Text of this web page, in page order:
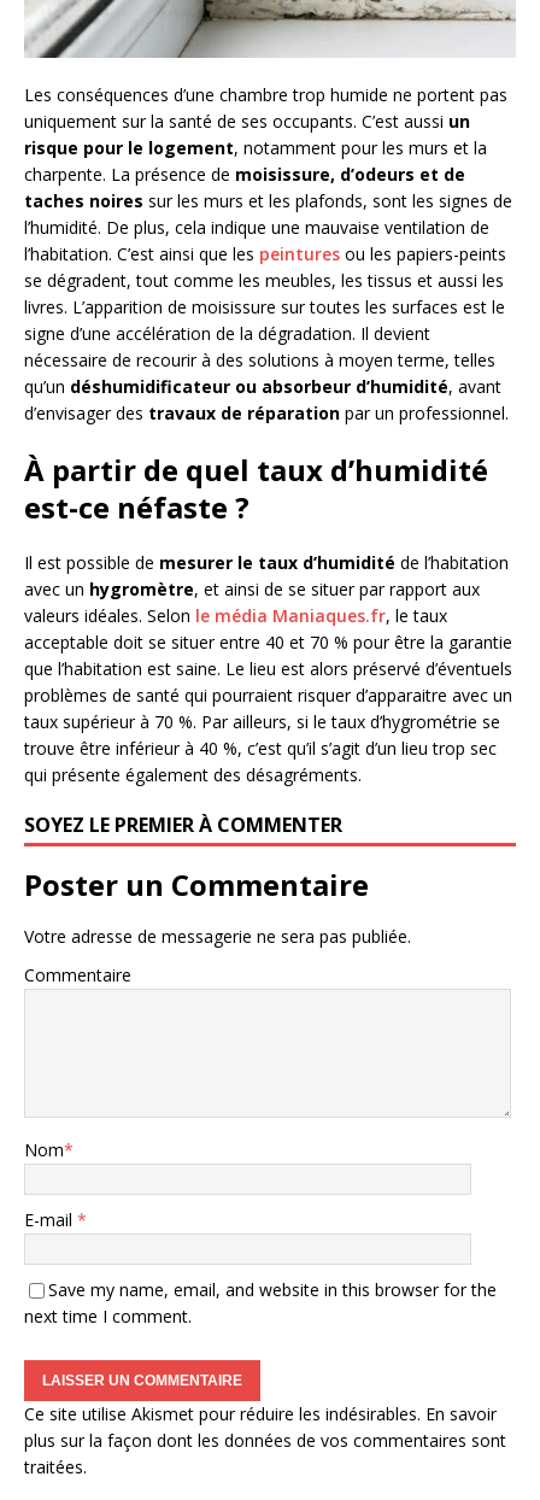
Les conséquences d’une chambre trop humide ne portent pas
uniquement sur la santé de ses occupants. C’est aussi un
risque pour le logement, notamment pour les murs et la
charpente. La présence de moisissure, d’odeurs et de
taches noires sur les murs et les plafonds, sont les signes de
l’humidité. De plus, cela indique une mauvaise ventilation de
l’habitation. C’est ainsi que les peintures ou les papiers-peints
se dégradent, tout comme les meubles, les tissus et aussi les
livres. L’apparition de moisissure sur toutes les surfaces est le
signe d’une accélération de la dégradation. Il devient
nécessaire de recourir à des solutions à moyen terme, telles
qu’un déshumidificateur ou absorbeur d’humidité, avant
d’envisager des travaux de réparation par un professionnel.
À partir de quel taux d’humidité
est-ce néfaste ?
Il est possible de mesurer le taux d’humidité de l’habitation
avec un hygromètre, et ainsi de se situer par rapport aux
valeurs idéales. Selon le média Maniaques.fr, le taux
acceptable doit se situer entre 40 et 70 % pour être la garantie
que l’habitation est saine. Le lieu est alors préservé d’éventuels
problèmes de santé qui pourraient risquer d’apparaitre avec un
taux supérieur à 70 %. Par ailleurs, si le taux d’hygrométrie se
trouve être inférieur à 40 %, c’est qu’il s’agit d’un lieu trop sec
qui présente également des désagréments.
SOYEZ LE PREMIER À COMMENTER
Poster un Commentaire
Votre adresse de messagerie ne sera pas publiée.
Commentaire
Nom*
E-mail *
Save my name, email, and website in this browser for the
next time I comment.
Ce site utilise Akismet pour réduire les indésirables. En savoir
plus sur la façon dont les données de vos commentaires sont
traitées.